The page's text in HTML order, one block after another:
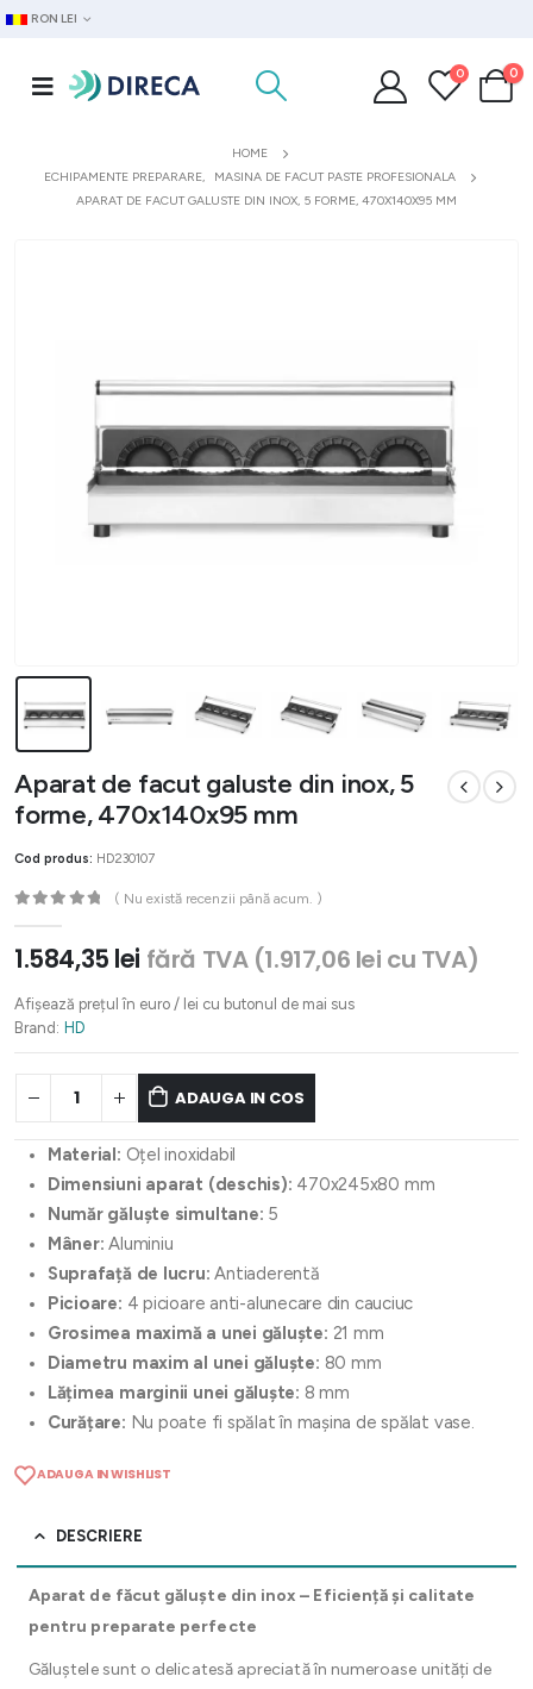
RON LEI
0 0
HOME
ECHIPAMENTE PREPARARE,
MASINA DE FACUT PASTE PROFESIONALA
APARAT DE FACUT GALUSTE DIN INOX, 5 FORME, 470X140X95 MM
Aparat de facut galuste din inox, 5
forme, 470x140x95 mm
Cod produs: HD230107
( Nu există recenzii până acum. )
1.584,35 lei fără TVA (1.917,06 lei cu TVA)
Afișează prețul în euro / lei cu butonul de mai sus
Brand: HD
ADAUGA IN COS
Material: Oțel inoxidabil
Dimensiuni aparat (deschis): 470x245x80 mm
Număr găluște simultane: 5
Mâner: Aluminiu
Suprafață de lucru: Antiaderentă
Picioare: 4 picioare anti-alunecare din cauciuc
Grosimea maximă a unei găluște: 21 mm
Diametru maxim al unei găluște: 80 mm
Lățimea marginii unei găluște: 8 mm
Curățare: Nu poate fi spălat în mașina de spălat vase.
ADAUGA IN WISHLIST
DESCRIERE
Aparat de făcut găluște din inox – Eficiență și calitate
pentru preparate perfecte
Găluștele sunt o delicatesă apreciată în numeroase unități de